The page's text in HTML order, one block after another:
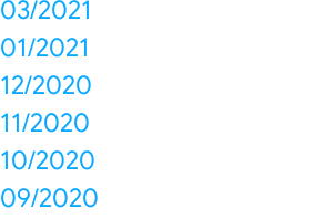
03/2021
01/2021
12/2020
11/2020
10/2020
09/2020